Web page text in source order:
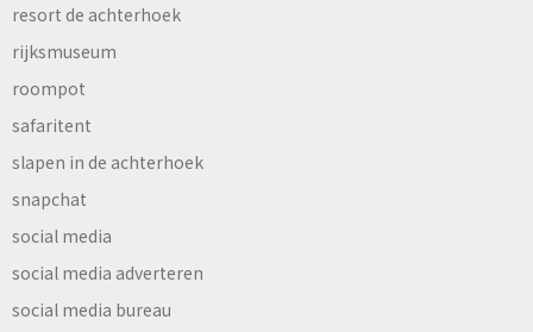
resort de achterhoek
rijksmuseum
roompot
safaritent
slapen in de achterhoek
snapchat
social media
social media adverteren
social media bureau